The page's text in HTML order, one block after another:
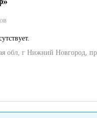
обл, г Нижний Новгород,